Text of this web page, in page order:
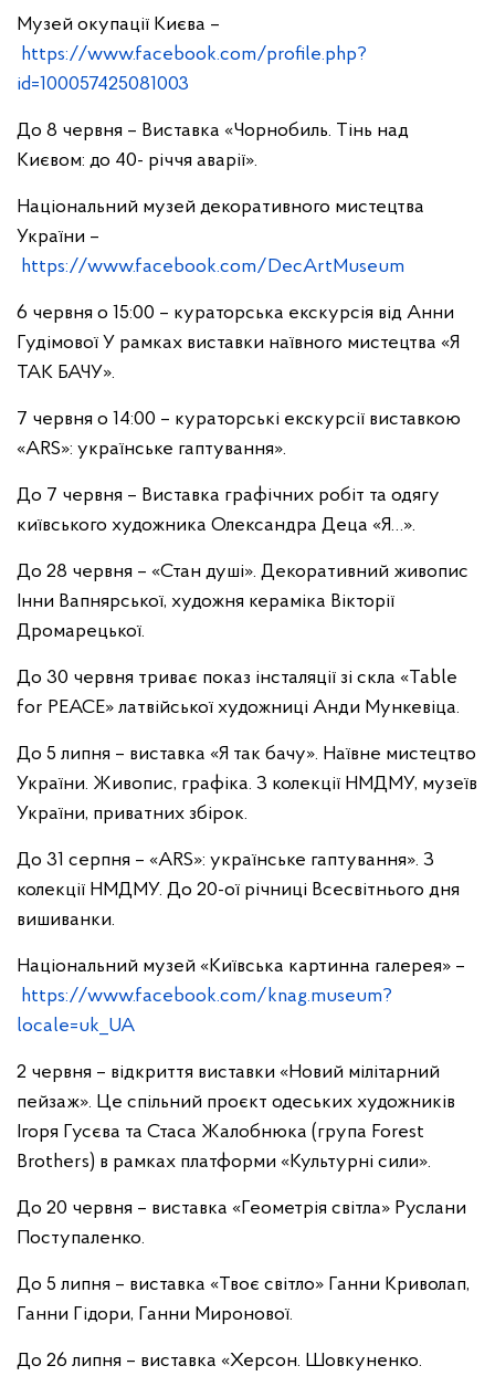
Музей окупації Києва –
https://www.facebook.com/profile.php?
id=100057425081003
До 8 червня – Виставка «Чорнобиль. Тінь над
Києвом: до 40- річчя аварії».
Національний музей декоративного мистецтва
України –
https://www.facebook.com/DecArtMuseum
6 червня о 15:00 – кураторська екскурсія від Анни
Гудімової У рамках виставки наївного мистецтва «Я
ТАК БАЧУ».
7 червня о 14:00 – кураторські екскурсії виставкою
«ARS»: українське гаптування».
До 7 червня – Виставка графічних робіт та одягу
київського художника Олександра Деца «Я…».
До 28 червня – «Стан душі». Декоративний живопис
Інни Вапнярської, художня кераміка Вікторії
Дромарецької.
До 30 червня триває показ інсталяції зі скла «Table
for PEACE» латвійської художниці Анди Мункевіца.
До 5 липня – виставка «Я так бачу». Наївне мистецтво
України. Живопис, графіка. З колекції НМДМУ, музеїв
України, приватних збірок.
До 31 серпня – «ARS»: українське гаптування». З
колекції НМДМУ. До 20-ої річниці Всесвітнього дня
вишиванки.
Національний музей «Київська картинна галерея» –
https://www.facebook.com/knag.museum?
locale=uk_UA
2 червня – відкриття виставки «Новий мілітарний
пейзаж». Це спільний проєкт одеських художників
Ігоря Гусєва та Стаса Жалобнюка (група Forest
Brothers) в рамках платформи «Культурні сили».
До 20 червня – виставка «Геометрія світла» Руслани
Поступаленко.
До 5 липня – виставка «Твоє світло» Ганни Криволап,
Ганни Гідори, Ганни Миронової.
До 26 липня – виставка «Херсон. Шовкуненко.